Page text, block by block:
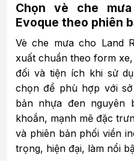
Chọn vè che
Evoque theo phiên
Vè che mưa cho Land
xuất chuẩn theo form
đối và tiện ích khi sử
chọn để phù hợp với
bản nhựa đen nguyên
khoắn, mạnh mẽ đặc
và phiên bản phối viền
trọng, hiện đại, làm nổi